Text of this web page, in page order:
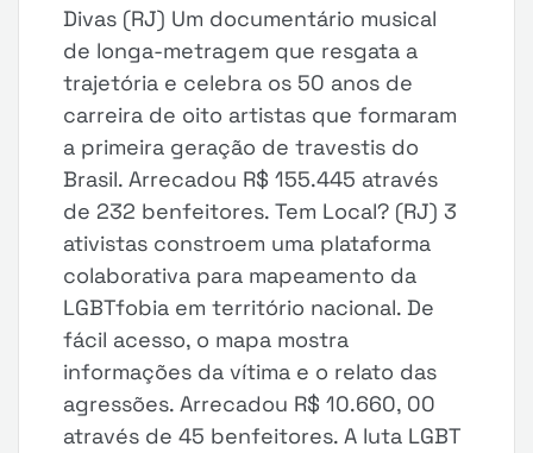
Divas (RJ) Um documentário musical
de longa-metragem que resgata a
trajetória e celebra os 50 anos de
carreira de oito artistas que formaram
a primeira geração de travestis do
Brasil. Arrecadou R$ 155.445 através
de 232 benfeitores. Tem Local? (RJ) 3
ativistas constroem uma plataforma
colaborativa para mapeamento da
LGBTfobia em território nacional. De
fácil acesso, o mapa mostra
informações da vítima e o relato das
agressões. Arrecadou R$ 10.660, 00
através de 45 benfeitores. A luta LGBT